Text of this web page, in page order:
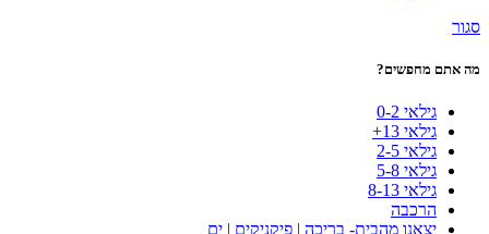
סגור
מה אתם מחפשים?
גילאי 0-2
גילאי 13+
גילאי 2-5
גילאי 5-8
גילאי 8-13
הרכבה
יצאנו מהבית- בריכה | פיקניקים | ים